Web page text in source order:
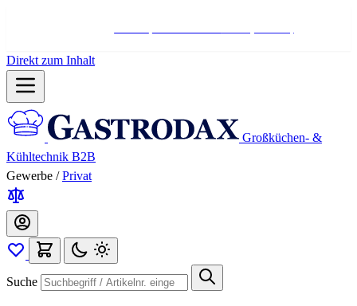
Direkt zum Inhalt
Großküchen- &
Kühltechnik B2B
Gewerbe / Privat
Suche